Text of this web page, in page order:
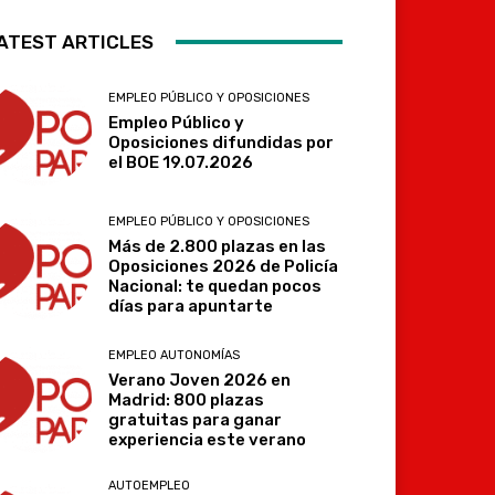
ARTICLES
EMPLEO PÚBLICO Y OPOSICIONES
Empleo Público y
Oposiciones difundidas por
el BOE 19.07.2026
EMPLEO PÚBLICO Y OPOSICIONES
Más de 2.800 plazas en las
Oposiciones 2026 de Policía
Nacional: te quedan pocos
días para apuntarte
EMPLEO AUTONOMÍAS
Verano Joven 2026 en
Madrid: 800 plazas
gratuitas para ganar
experiencia este verano
AUTOEMPLEO